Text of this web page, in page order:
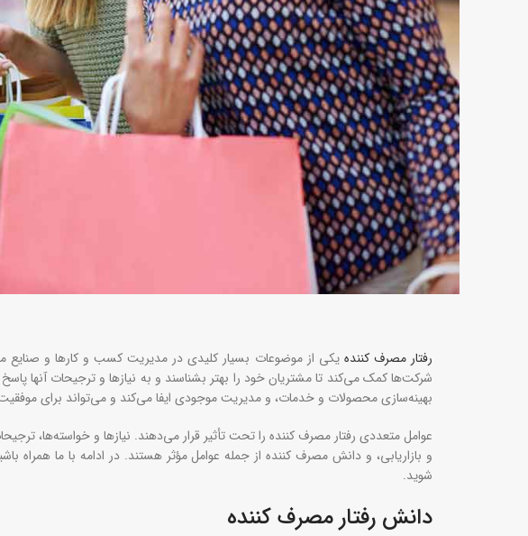
رفتار مصرف کننده یکی از موضوعات بسیار کلیدی در مدیریت کسب و کارها و صنایع
شرکت‌ها کمک می‌کند تا مشتریان خود را بهتر بشناسند و به نیازها و ترجیحات آنها
بهینه‌سازی محصولات و خدمات، و مدیریت موجودی ایفا می‌کند و می‌تواند برای موفقیت
عوامل متعددی رفتار مصرف کننده را تحت تأثیر قرار می‌دهند. نیازها و خواسته‌ها،
و بازاریابی، و دانش مصرف کننده از جمله عوامل مؤثر هستند. در ادامه با ما همراه
شوید.
دانش رفتار مصرف کننده